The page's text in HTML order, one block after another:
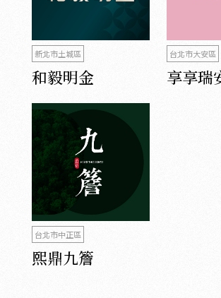
新北市土城區
和毅明金
台北市大安區
享享瑞
台北市中正區
熙鼎九簷